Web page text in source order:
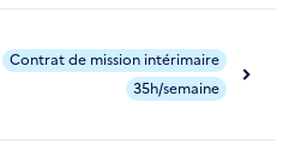
Contrat de mission intérimaire
35h/semaine